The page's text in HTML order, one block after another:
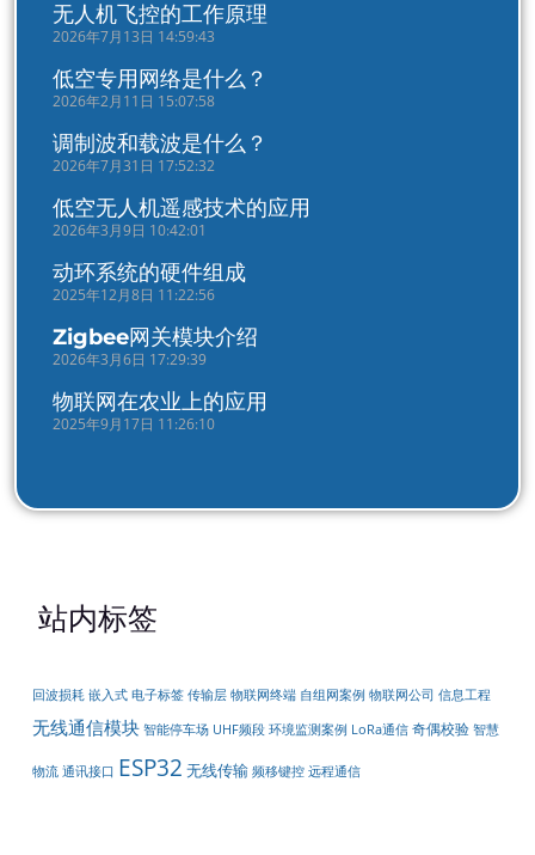
无人机飞控的工作原理
2026年7月13日 14:59:43
低空专用网络是什么？
2026年2月11日 15:07:58
调制波和载波是什么？
2026年7月31日 17:52:32
低空无人机遥感技术的应用
2026年3月9日 10:42:01
动环系统的硬件组成
2025年12月8日 11:22:56
Zigbee网关模块介绍
2026年3月6日 17:29:39
物联网在农业上的应用
2025年9月17日 11:26:10
站内标签
回波损耗 嵌入式 电子标签 传输层 物联网终端 自组网案例 物联网公司 信息工程
无线通信模块 智能停车场 UHF频段 环境监测案例 LoRa通信 奇偶校验 智慧
物流 通讯接口 ESP32 无线传输 频移键控 远程通信